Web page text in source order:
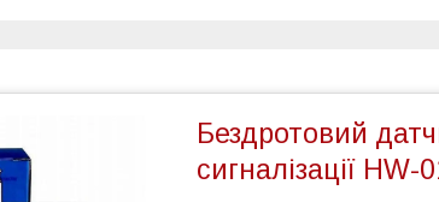
Бездротовий
сигналізації HW-